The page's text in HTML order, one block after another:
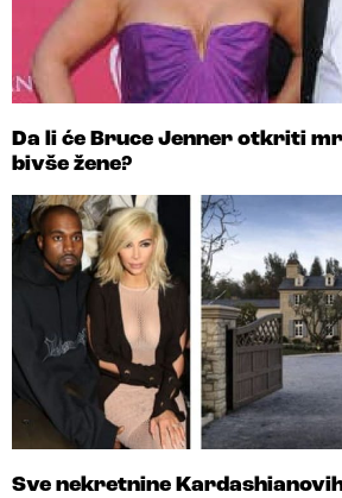
Da li će Bruce Jenner otkriti
bivše žene?
Sve nekretnine